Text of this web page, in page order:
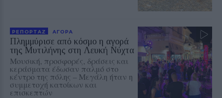
ΡΕΠΟΡΤΑΖ ΑΓΟΡΑ
Πλημμύρισε από κόσμο η αγορά
της Μυτιλήνης στη Λευκή Νύχτα
Μουσική, προσφορές, δράσεις και
κεράσματα έδωσαν παλμό στο
κέντρο της πόλης – Μεγάλη ήταν η
συμμετοχή κατοίκων και
επισκεπτών